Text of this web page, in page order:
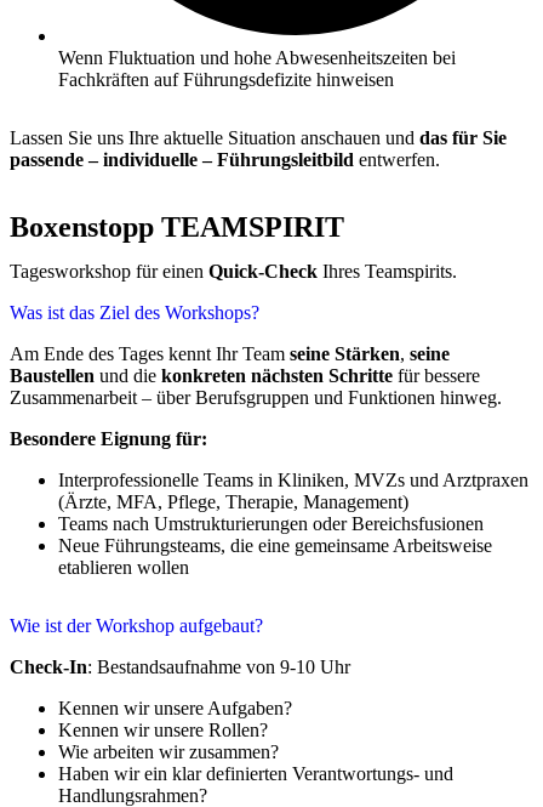
Wenn Fluktuation und hohe Abwesenheitszeiten bei
Fachkräften auf Führungsdefizite hinweisen
Lassen Sie uns Ihre aktuelle Situation anschauen und das für Sie
passende – individuelle – Führungsleitbild entwerfen.
Boxenstopp TEAMSPIRIT
Tagesworkshop für einen Quick-Check Ihres Teamspirits.
Was ist das Ziel des Workshops?
Am Ende des Tages kennt Ihr Team seine Stärken, seine
Baustellen und die konkreten nächsten Schritte für bessere
Zusammenarbeit – über Berufsgruppen und Funktionen hinweg.
Besondere Eignung für:
Interprofessionelle Teams in Kliniken, MVZs und Arztpraxen
(Ärzte, MFA, Pflege, Therapie, Management)
Teams nach Umstrukturierungen oder Bereichsfusionen
Neue Führungsteams, die eine gemeinsame Arbeitsweise
etablieren wollen
Wie ist der Workshop aufgebaut?
Check-In: Bestandsaufnahme von 9-10 Uhr
Kennen wir unsere Aufgaben?
Kennen wir unsere Rollen?
Wie arbeiten wir zusammen?
Haben wir ein klar definierten Verantwortungs- und
Handlungsrahmen?